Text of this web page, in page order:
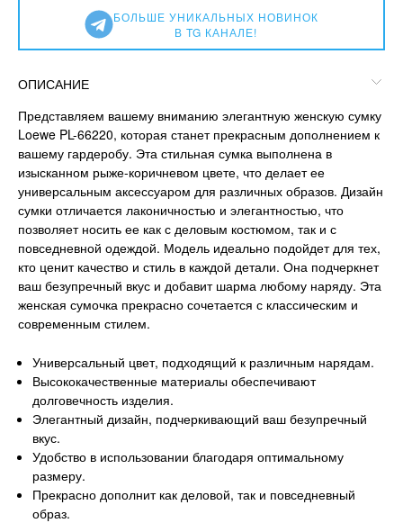
БОЛЬШЕ УНИКАЛЬНЫХ НОВИНОК
В TG КАНАЛЕ!
ОПИСАНИЕ
Представляем вашему вниманию элегантную женскую сумку
Loewe PL-66220, которая станет прекрасным дополнением к
вашему гардеробу. Эта стильная сумка выполнена в
изысканном рыже-коричневом цвете, что делает ее
универсальным аксессуаром для различных образов. Дизайн
сумки отличается лаконичностью и элегантностью, что
позволяет носить ее как с деловым костюмом, так и с
повседневной одеждой. Модель идеально подойдет для тех,
кто ценит качество и стиль в каждой детали. Она подчеркнет
ваш безупречный вкус и добавит шарма любому наряду. Эта
женская сумочка прекрасно сочетается с классическим и
современным стилем.
Универсальный цвет, подходящий к различным нарядам.
Высококачественные материалы обеспечивают
долговечность изделия.
Элегантный дизайн, подчеркивающий ваш безупречный
вкус.
Удобство в использовании благодаря оптимальному
размеру.
Прекрасно дополнит как деловой, так и повседневный
образ.